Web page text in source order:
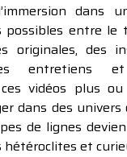
dans
possibles entre le
originales, des
entretiens
vidéos plus
dans des
de lignes
hétéroclites et